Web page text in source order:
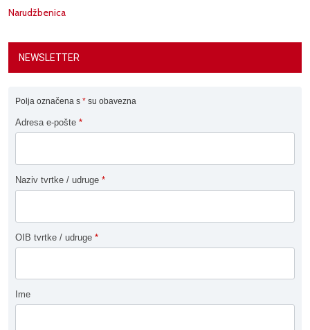
Narudžbenica
NEWSLETTER
Polja označena s * su obavezna
Adresa e-pošte *
Naziv tvrtke / udruge *
OIB tvrtke / udruge *
Ime